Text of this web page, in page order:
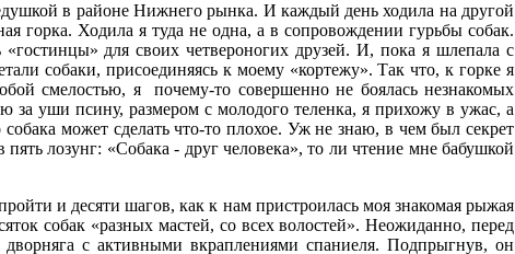
в районе Нижнего рынка. И каждый день ходила на другой
горка. Ходила я туда не одна, а в сопровождении гурьбы собак.
для своих четвероногих друзей. И, пока я шлепала с
собаки, присоединяясь к моему «кортежу». Так что, к горке я
смелостью, я
почему-то совершенно не боялась незнакомых
за уши псину, размером с молодого теленка, я прихожу в ужас, а
может сделать что-то плохое. Уж не знаю, в чем был секрет
лозунг: «Собака - друг человека», то ли чтение мне бабушкой
и десяти шагов, как к нам пристроилась моя знакомая рыжая
собак «разных мастей, со всех волостей». Неожиданно, перед
с активными вкраплениями спаниеля. Подпрыгнув, он